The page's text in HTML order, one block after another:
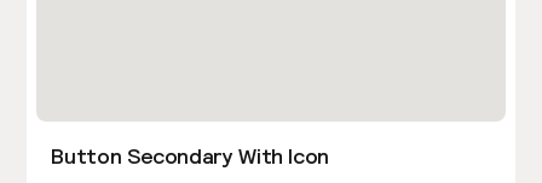
Button Secondary With Icon